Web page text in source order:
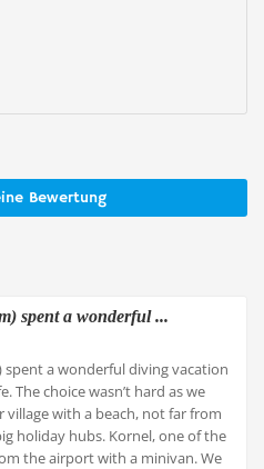
Bewertung
spent a wonderful ...
a wonderful diving vacation
The choice wasn’t hard as we
with a beach, not far from
holiday hubs. Kornel, one of the
the airport with a minivan. We